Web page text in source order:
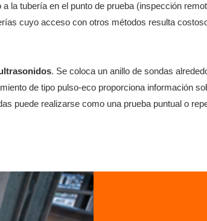
la tubería en el punto de prueba (inspección
cuyo acceso con otros métodos resulta
. Se coloca un anillo de sondas
de tipo pulso-eco proporciona información
puede realizarse como una prueba puntual o